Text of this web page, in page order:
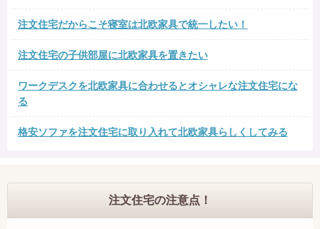
注文住宅だからこそ寝室は北欧家具で統一したい！
注文住宅の子供部屋に北欧家具を置きたい
ワークデスクを北欧家具に合わせるとオシャレな注文住宅にな
る
格安ソファを注文住宅に取り入れて北欧家具らしくしてみる
注文住宅の注意点！